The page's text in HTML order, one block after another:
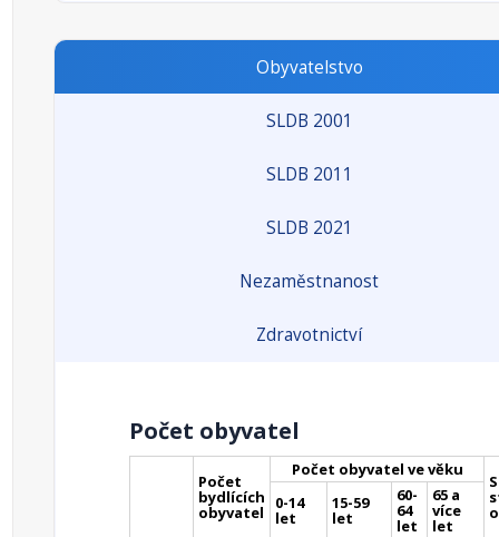
Obyvatelstvo
SLDB 2001
SLDB 2011
SLDB 2021
Nezaměstnanost
Zdravotnictví
Počet obyvatel
Počet
bydlících
obyvatel
Počet obyvatel ve věku
0-14
let
15-59
let
60-
64
let
65 a
více
let